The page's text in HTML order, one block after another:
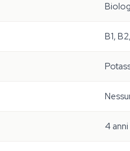
B1,
4 anni